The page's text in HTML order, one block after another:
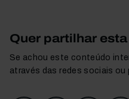
Quer partilhar
Se achou este conteúdo
através das redes sociais ou